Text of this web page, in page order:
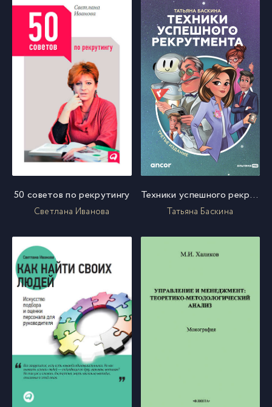
50 советов по рекрутингу
Светлана Иванова
Техники успешного рекрутмента
Татьяна Баскина